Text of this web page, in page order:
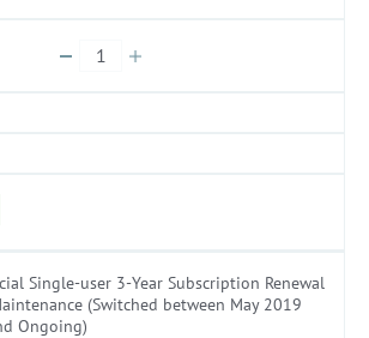
Single-user 3-Year Subscription Renewal
(Switched between May 2019
Ongoing)